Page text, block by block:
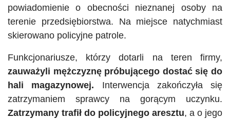
powiadomienie o obecności nieznanej osoby na
terenie przedsiębiorstwa. Na miejsce natychmiast
skierowano policyjne patrole.
Funkcjonariusze, którzy dotarli na teren firmy,
zauważyli mężczyznę próbującego dostać się do
hali magazynowej. Interwencja zakończyła się
zatrzymaniem sprawcy na gorącym uczynku.
Zatrzymany trafił do policyjnego aresztu, a o jego